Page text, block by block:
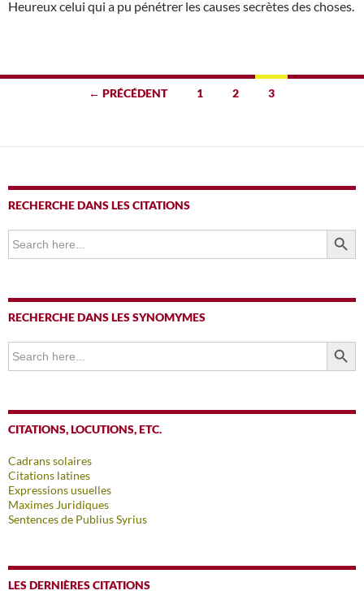
Heureux celui qui a pu pénétrer les causes secrètes des choses.
Navigation
articles
← PRÉCÉDENT 1 2 3
RECHERCHE DANS LES CITATIONS
Search
for:
SEARCH
RECHERCHE DANS LES SYNOMYMES
Search
for:
SEARCH
CITATIONS, LOCUTIONS, ETC.
Cadrans solaires
Citations latines
Expressions usuelles
Maximes Juridiques
Sentences de Publius Syrius
LES DERNIÈRES CITATIONS